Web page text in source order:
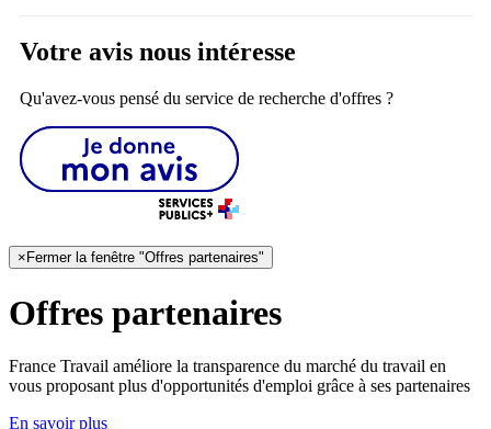
Votre avis nous intéresse
Qu'avez-vous pensé du service de recherche d'offres ?
× Fermer la fenêtre "Offres partenaires"
Offres partenaires
France Travail améliore la transparence du marché du travail en
vous proposant plus d'opportunités d'emploi grâce à ses partenaires
En savoir plus